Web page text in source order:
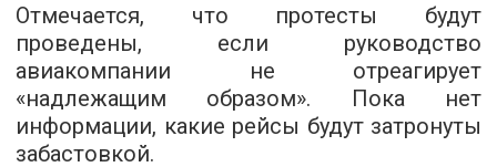
Отмечается, что протесты будут
проведены, если руководство
авиакомпании не отреагирует
«надлежащим образом». Пока нет
информации, какие рейсы будут затронуты
забастовкой.